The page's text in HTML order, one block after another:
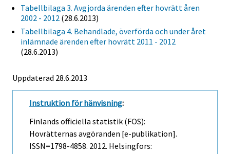
Tabellbilaga 3. Avgjorda ärenden efter hovrätt åren
2002 - 2012 (28.6.2013)
Tabellbilaga 4. Behandlade, överförda och under året
inlämnade ärenden efter hovrätt 2011 - 2012
(28.6.2013)
Uppdaterad 28.6.2013
Instruktion för hänvisning:
Finlands officiella statistik (FOS):
Hovrätternas avgöranden [e-publikation].
ISSN=1798-4858. 2012. Helsingfors: